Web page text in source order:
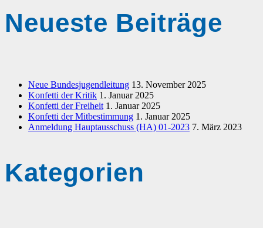
Neueste Beiträge
Neue Bundesjugendleitung 13. November 2025
Konfetti der Kritik 1. Januar 2025
Konfetti der Freiheit 1. Januar 2025
Konfetti der Mitbestimmung 1. Januar 2025
Anmeldung Hauptausschuss (HA) 01-2023 7. März 2023
Kategorien